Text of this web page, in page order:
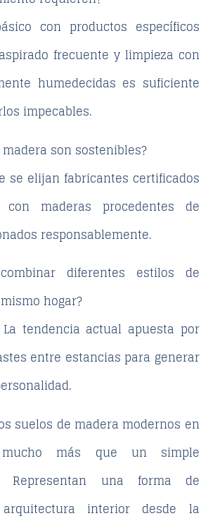
con productos específicos
frecuente y limpieza con
humedecidas es suficiente
impecables.
son sostenibles?
se elijan fabricantes certificados
maderas procedentes de
responsablemente.
diferentes estilos de
hogar?
tendencia actual apuesta por
entre estancias para generar
suelos de madera modernos en
más que un simple
Representan una forma de
interior desde la